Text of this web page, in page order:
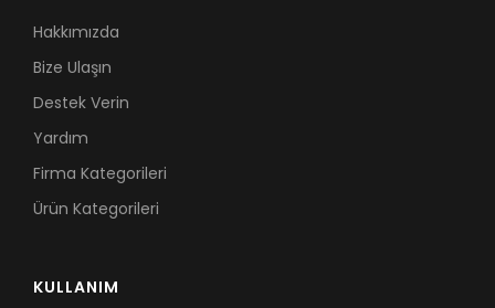
Hakkımızda
Bize Ulaşın
Destek Verin
Yardım
Firma Kategorileri
Ürün Kategorileri
KULLANIM